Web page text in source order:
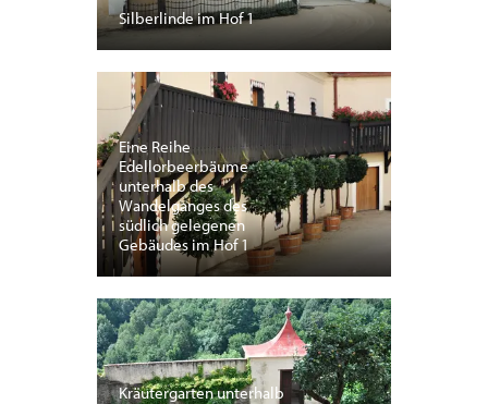
Silberlinde im Hof 1
Eine Reihe
Edellorbeerbäume
unterhalb des
Wandelganges des
südlich gelegenen
Gebäudes im Hof 1
Kräutergarten unterhalb